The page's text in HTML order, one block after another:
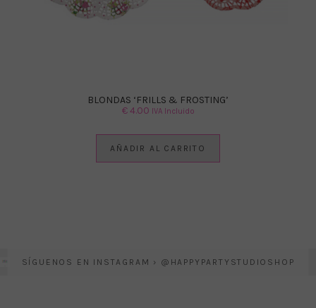
BLONDAS ‘FRILLS & FROSTING’
€4.00 IVA Incluido
AÑADIR AL CARRITO
SÍGUENOS EN INSTAGRAM › @HAPPYPARTYSTUDIOSHOP